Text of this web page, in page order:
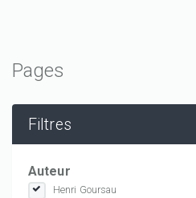
Pages
Filtres
Auteur
Henri Goursau